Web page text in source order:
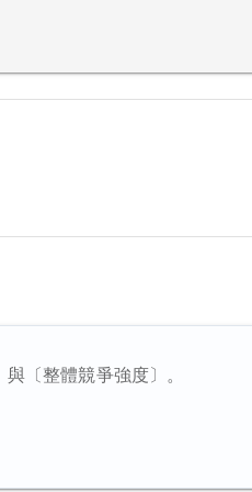
〔整體競爭強度〕。